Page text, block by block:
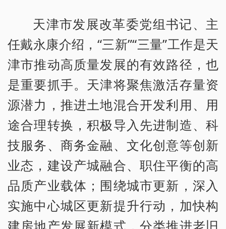
天津市发展改革委党组书记、主
任戴永康介绍，“三新”“三量”工作是天
津市推动高质量发展的有效路径，也
是重要抓手。天津将聚焦激活存量资
源潜力，推进土地混合开发利用、用
途合理转换，积极导入先进制造、科
技服务、商务金融、文化创意等创新
业态，建设产城融合、职住平衡的高
品质产业载体；围绕城市更新，深入
实施中心城区更新提升行动，加快构
建房地产发展新模式，分类推进老旧